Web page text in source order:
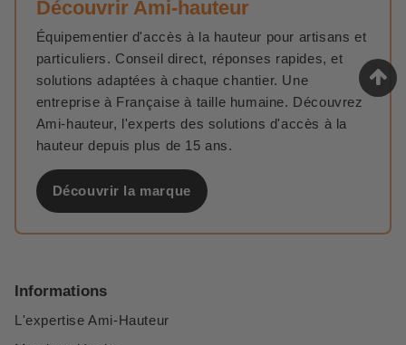
Découvrir Ami-hauteur
Équipementier d'accès à la hauteur pour artisans et
particuliers. Conseil direct, réponses rapides, et
solutions adaptées à chaque chantier. Une
entreprise à Française à taille humaine. Découvrez
Ami-hauteur, l'experts des solutions d'accès à la
hauteur depuis plus de 15 ans.
Découvrir la marque
Informations
L'expertise Ami-Hauteur